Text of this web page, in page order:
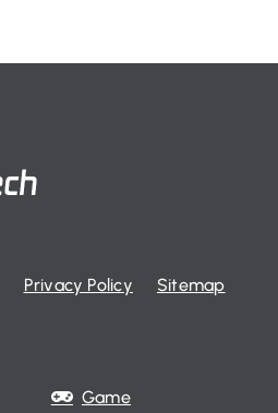
Privacy Policy
Sitemap
Game